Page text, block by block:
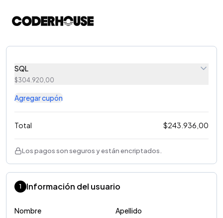
1 Información del usuario
Nombre Apellido
SQL
$304.920,00
Agregar cupón
Total $243.936,00
Los pagos son seguros y están encriptados.